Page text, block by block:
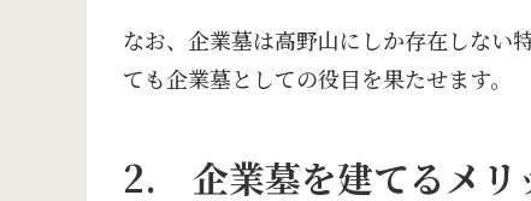
なお、企業墓は高野山にしか存在しない
ても企業墓としての役目を果たせます。
2. 企業墓を建てるメリ